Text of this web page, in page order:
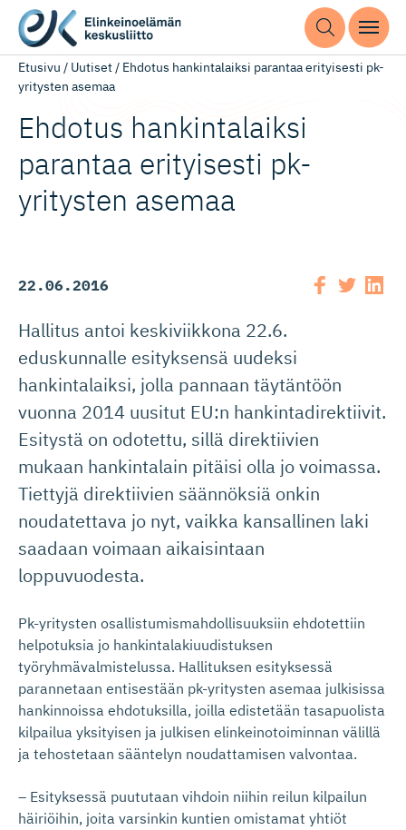
Etusivu / Uutiset/ Ehdotus hankintalaiksi parantaa erityisesti pk-
yritysten asemaa
Ehdotus hankintalaiksi
parantaa erityisesti pk-
yritysten asemaa
22.06.2016
Hallitus antoi keskiviikkona 22.6.
eduskunnalle esityksensä uudeksi
hankintalaiksi, jolla pannaan täytäntöön
vuonna 2014 uusitut EU:n hankintadirektiivit.
Esitystä on odotettu, sillä direktiivien
mukaan hankintalain pitäisi olla jo voimassa.
Tiettyjä direktiivien säännöksiä onkin
noudatettava jo nyt, vaikka kansallinen laki
saadaan voimaan aikaisintaan
loppuvuodesta.
Pk-yritysten osallistumismahdollisuuksiin ehdotettiin
helpotuksia jo hankintalakiuudistuksen
työryhmävalmistelussa. Hallituksen esityksessä
parannetaan entisestään pk-yritysten asemaa julkisissa
hankinnoissa ehdotuksilla, joilla edistetään tasapuolista
kilpailua yksityisen ja julkisen elinkeinotoiminnan välillä
ja tehostetaan sääntelyn noudattamisen valvontaa.
– Esityksessä puututaan vihdoin niihin reilun kilpailun
häiriöihin, joita varsinkin kuntien omistamat yhtiöt